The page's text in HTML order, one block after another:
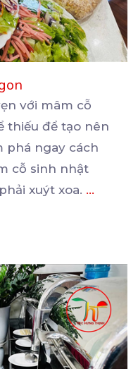
với mâm cỗ
thiếu để tạo nên
phá ngay cách
cỗ sinh nhật
xuýt xoa. ...